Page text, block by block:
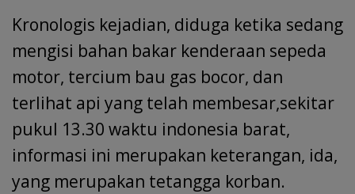
Kronologis kejadian, diduga ketika sedang
mengisi bahan bakar kenderaan sepeda
motor, tercium bau gas bocor, dan
terlihat api yang telah membesar,sekitar
pukul 13.30 waktu indonesia barat,
informasi ini merupakan keterangan, ida,
yang merupakan tetangga korban.